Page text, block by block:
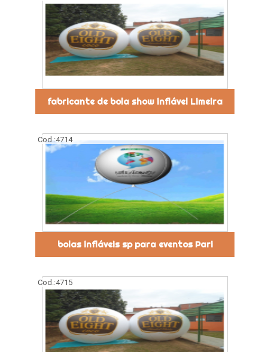
fabricante de bola show inflável Limeira
Cod.:4714
bolas infláveis sp para eventos Pari
Cod.:4715